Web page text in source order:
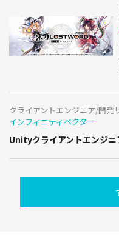
クライアントエンジニア/開発
インフィニティベクター
Unityクライアントエンジニ